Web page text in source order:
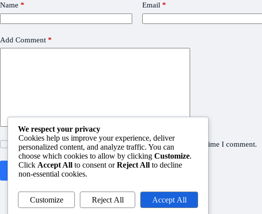
Name * Email *
Add Comment *
Save my name, email and website in this browser for the next time I comment.
Post Comment
We respect your privacy
Cookies help us improve your experience, deliver
personalized content, and analyze traffic. You can
choose which cookies to allow by clicking Customize.
Click Accept All to consent orReject All to decline
non-essential cookies.
Customize Reject All Accept All